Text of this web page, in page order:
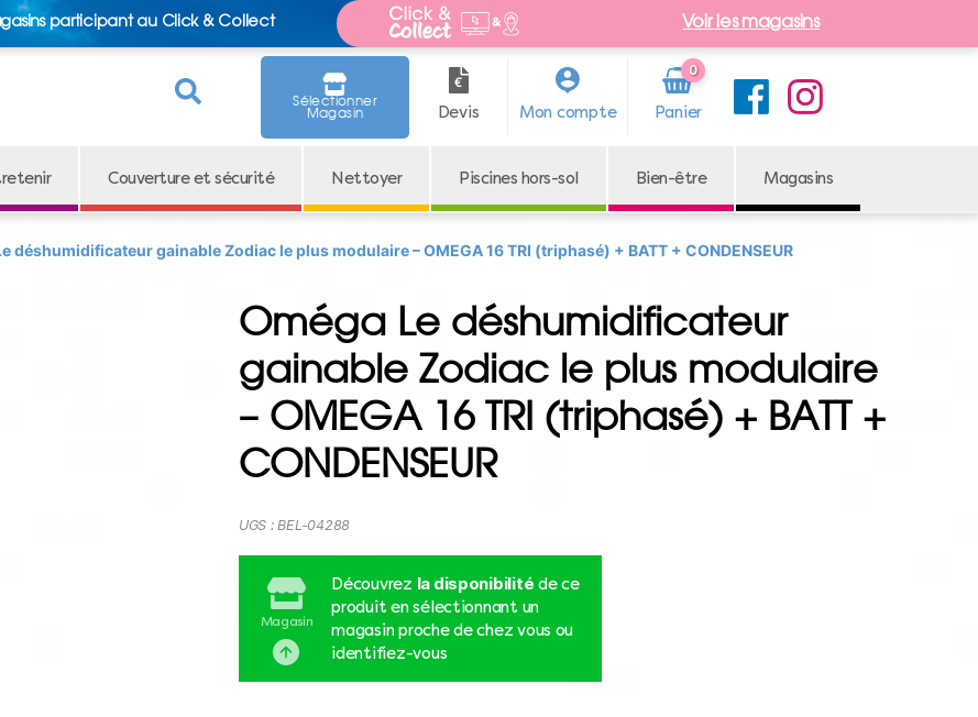
participant au Click & Collect Voir les magasins
Sélectionner
Magasin Devis Mon compte
0
Arti
cle
Couverture et sécurité Nettoyer Piscines hors-sol Bien-être Magasins
déshumidificateur gainable Zodiac le plus modulaire – OMEGA 16 TRI (triphasé) + BATT + CONDENSEUR
Oméga Le déshumidificateur
gainable Zodiac le plus modulaire
– OMEGA 16 TRI (triphasé) + BATT +
CONDENSEUR
Magasin
Découvrez la disponibilité de ce
produit en sélectionnant un
magasin proche de chez vous ou
identifiez-vous
UGS :BEL-04288